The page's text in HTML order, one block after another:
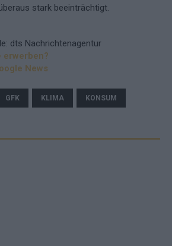
stark beeinträchtigt.
dts Nachrichtenagentur
erwerben?
News
GFK KLIMA KONSUM